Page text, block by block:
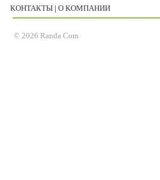
КОНТАКТЫ | О КОМПАНИИ
© 2026 Randa Com